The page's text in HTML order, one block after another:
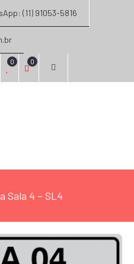
(11) 91053-5816
0 0
Sala 4 – SL4